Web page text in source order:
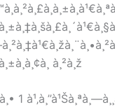
à¸²à¸ž